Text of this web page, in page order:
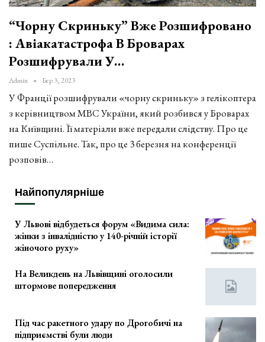
“Чорну Скриньку” Вже Розшифровано
: Авіакатастрофа В Броварах
Розшифрували У…
Admin Бер 3, 2023
У Франції розшифрували «чорну скриньку» з гелікоптера
з керівництвом МВС України, який розбився у Броварах
на Київщині. Її матеріали вже передали слідству. Про це
пише Суспільне. Так, про це 3 березня на конференції
розповів…
Найпопулярніше
У Львові відбудеться форум «Видима сила:
жінки з інвалідністю у 140-річній історії
жіночого руху»
На Великдень на Львівщині оголосили
штормове попередження
Під час ракетного удару по Дрогобичі на
підприємстві були люди